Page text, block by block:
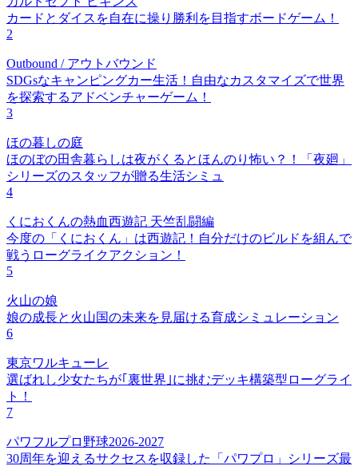
カードとダイスを自在に操り勝利を目指すボードゲーム！
2
Outbound / アウトバウンド
SDGsなキャンピングカー生活！自由なカスタマイズで世界
を探索するアドベンチャーゲーム！
3
ほの暮しの庭
ほのぼの田舎暮らしは夜がくるとほんのり怖い？！「夜廻」
シリーズのスタッフが贈る生活シミュ
4
くにおくんの熱血西遊記 天竺乱闘編
今度の「くにおくん」は西遊記！自分だけのビルドを組んで
戦うローグライクアクション！
5
火山の娘
娘の成長と火山国の未来を見届ける育成シミュレーション
6
東京ワルキューレ
選ばれし少女たちが｢裏世界｣に挑むデッキ構築型ローグライ
ト！
7
パワフルプロ野球2026-2027
30周年を迎えるサクセスを収録した「パワプロ」シリーズ最